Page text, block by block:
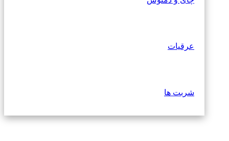
عرقیات
شربت ها